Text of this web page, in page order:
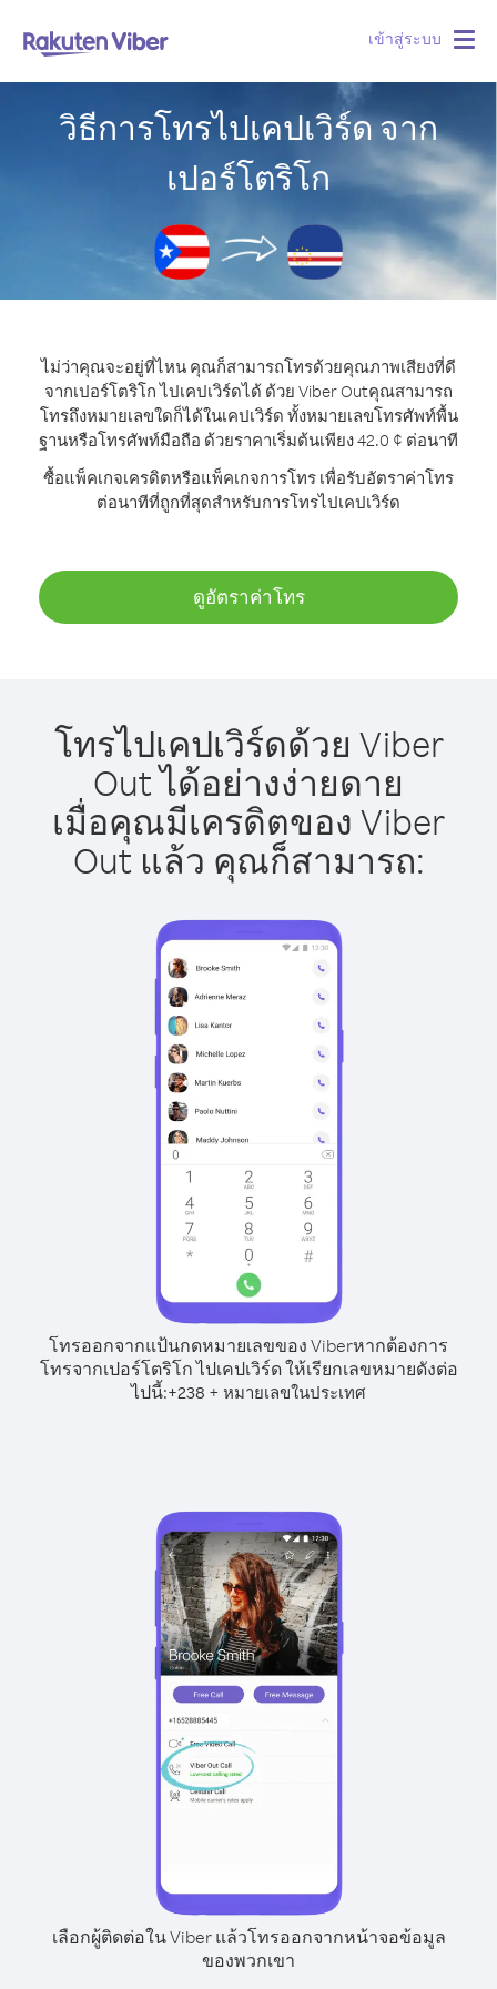
เข้าสู่ระบบ
วิธีการโทรไปเคปเวิร์ด จาก
เปอร์โตริโก
ไม่ว่าคุณจะอยู่ที่ไหน คุณก็สามารถโทรด้วยคุณภาพเสียงที่ดี
จากเปอร์โตริโก ไปเคปเวิร์ดได้ ด้วย Viber Outคุณสามารถ
โทรถึงหมายเลขใดก็ได้ในเคปเวิร์ด ทั้งหมายเลขโทรศัพท์พื้น
ฐานหรือโทรศัพท์มือถือ ด้วยราคาเริ่มต้นเพียง 42.0 ¢ ต่อนาที
ซื้อแพ็คเกจเครดิตหรือแพ็คเกจการโทร เพื่อรับอัตราค่าโทร
ต่อนาทีที่ถูกที่สุดสำหรับการโทรไปเคปเวิร์ด
ดูอัตราค่าโทร
โทรไปเคปเวิร์ดด้วย Viber
Out ได้อย่างง่ายดาย
เมื่อคุณมีเครดิตของ Viber
Out แล้ว คุณก็สามารถ:
โทรออกจากแป้นกดหมายเลขของ Viberหากต้องการ
โทรจากเปอร์โตริโก ไปเคปเวิร์ด ให้เรียกเลขหมายดังต่อ
ไปนี้:+238 + หมายเลขในประเทศ
เลือกผู้ติดต่อใน Viber แล้วโทรออกจากหน้าจอข้อมูล
ของพวกเขา